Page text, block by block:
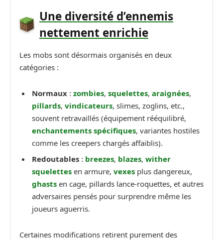
Une diversité d’ennemis
nettement enrichie
Les mobs sont désormais organisés en deux
catégories :
Normaux : zombies, squelettes, araignées,
pillards, vindicateurs, slimes, zoglins, etc.,
souvent retravaillés (équipement rééquilibré,
enchantements spécifiques, variantes hostiles
comme les creepers chargés affaiblis).
Redoutables : breezes, blazes, wither
squelettes en armure, vexes plus dangereux,
ghasts en cage, pillards lance-roquettes, et autres
adversaires pensés pour surprendre même les
joueurs aguerris.
Certaines modifications retirent purement des